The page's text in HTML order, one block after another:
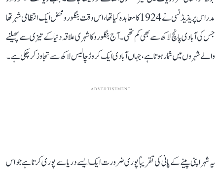
مدراس پریذیڈنسی نے 1924 کا معاہدہ کیا تھا، اس وقت بنگلورو محض ایک انتظامی شہر تھا
جس کی آبادی پانچ لاکھ سے بھی کم تھی۔ آج بنگلورو کا شہری علاقہ دنیا کے تیزی سے پھیلنے
والے شہروں میں شمار ہوتا ہے، جہاں آبادی ایک کروڑ چالیس لاکھ سے تجاوز کر چکی ہے۔
ADVERTISEMENT
یہ شہر اپنی پینے کے پانی کی تقریباً پوری ضرورت ایک ایسے دریا سے پوری کرتا ہے جو اس